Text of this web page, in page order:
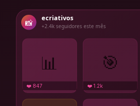
📸
ecriativos
+2.4k seguidores este mês
📊
❤️ 847
🎯
❤️ 1.2k